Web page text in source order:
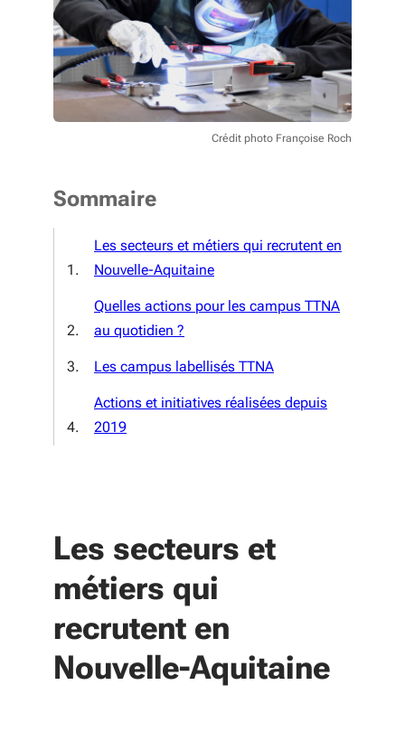
Crédit photo Françoise Roch
Sommaire
Les secteurs et métiers qui recrutent en
Nouvelle-Aquitaine
Quelles actions pour les campus TTNA
au quotidien ?
Les campus labellisés TTNA
Actions et initiatives réalisées depuis
2019
Les secteurs et
métiers qui
recrutent en
Nouvelle-Aquitaine